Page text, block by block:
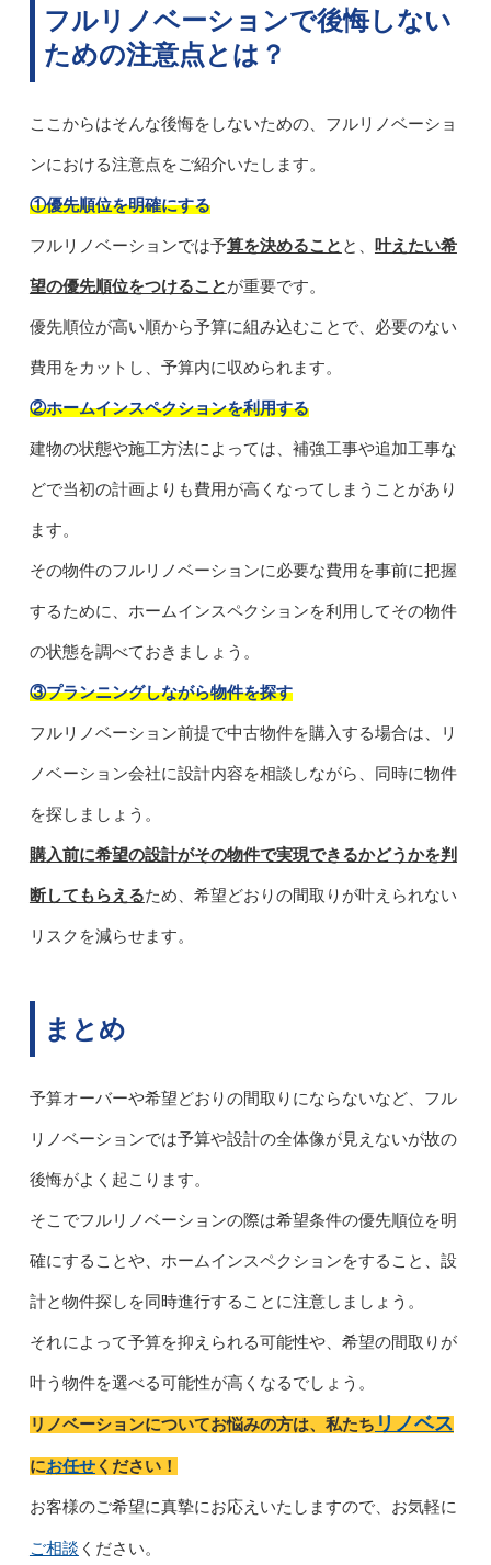
フルリノベーションで後悔しない
ための注意点とは？
ここからはそんな後悔をしないための、フルリノベーショ
ンにおける注意点をご紹介いたします。
①優先順位を明確にする
フルリノベーションでは予算を決めること と、 叶えたい希
望の優先順位をつけることが重要です。
優先順位が高い順から予算に組み込むことで、必要のない
費用をカットし、予算内に収められます。
②ホームインスペクションを利用する
建物の状態や施工方法によっては、補強工事や追加工事な
どで当初の計画よりも費用が高くなってしまうことがあり
ます。
その物件のフルリノベーションに必要な費用を事前に把握
するために、ホームインスペクションを利用してその物件
の状態を調べておきましょう。
③プランニングしながら物件を探す
フルリノベーション前提で中古物件を購入する場合は、リ
ノベーション会社に設計内容を相談しながら、同時に物件
を探しましょう。
購入前に希望の設計がその物件で実現できるかどうかを判
断してもらえるため、希望どおりの間取りが叶えられない
リスクを減らせます。
まとめ
予算オーバーや希望どおりの間取りにならないなど、フル
リノベーションでは予算や設計の全体像が見えないが故の
後悔がよく起こります。
そこでフルリノベーションの際は希望条件の優先順位を明
確にすることや、ホームインスペクションをすること、設
計と物件探しを同時進行することに注意しましょう。
それによって予算を抑えられる可能性や、希望の間取りが
叶う物件を選べる可能性が高くなるでしょう。
リノベーションについてお悩みの方は、私たち リノベス
にお任せください！
お客様のご希望に真摯にお応えいたしますので、お気軽に
ご相談 ください。